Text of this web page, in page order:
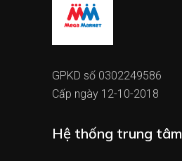
GPKD số 0302249586
Cấp ngày 12-10-2018
Hệ thống trung tâm